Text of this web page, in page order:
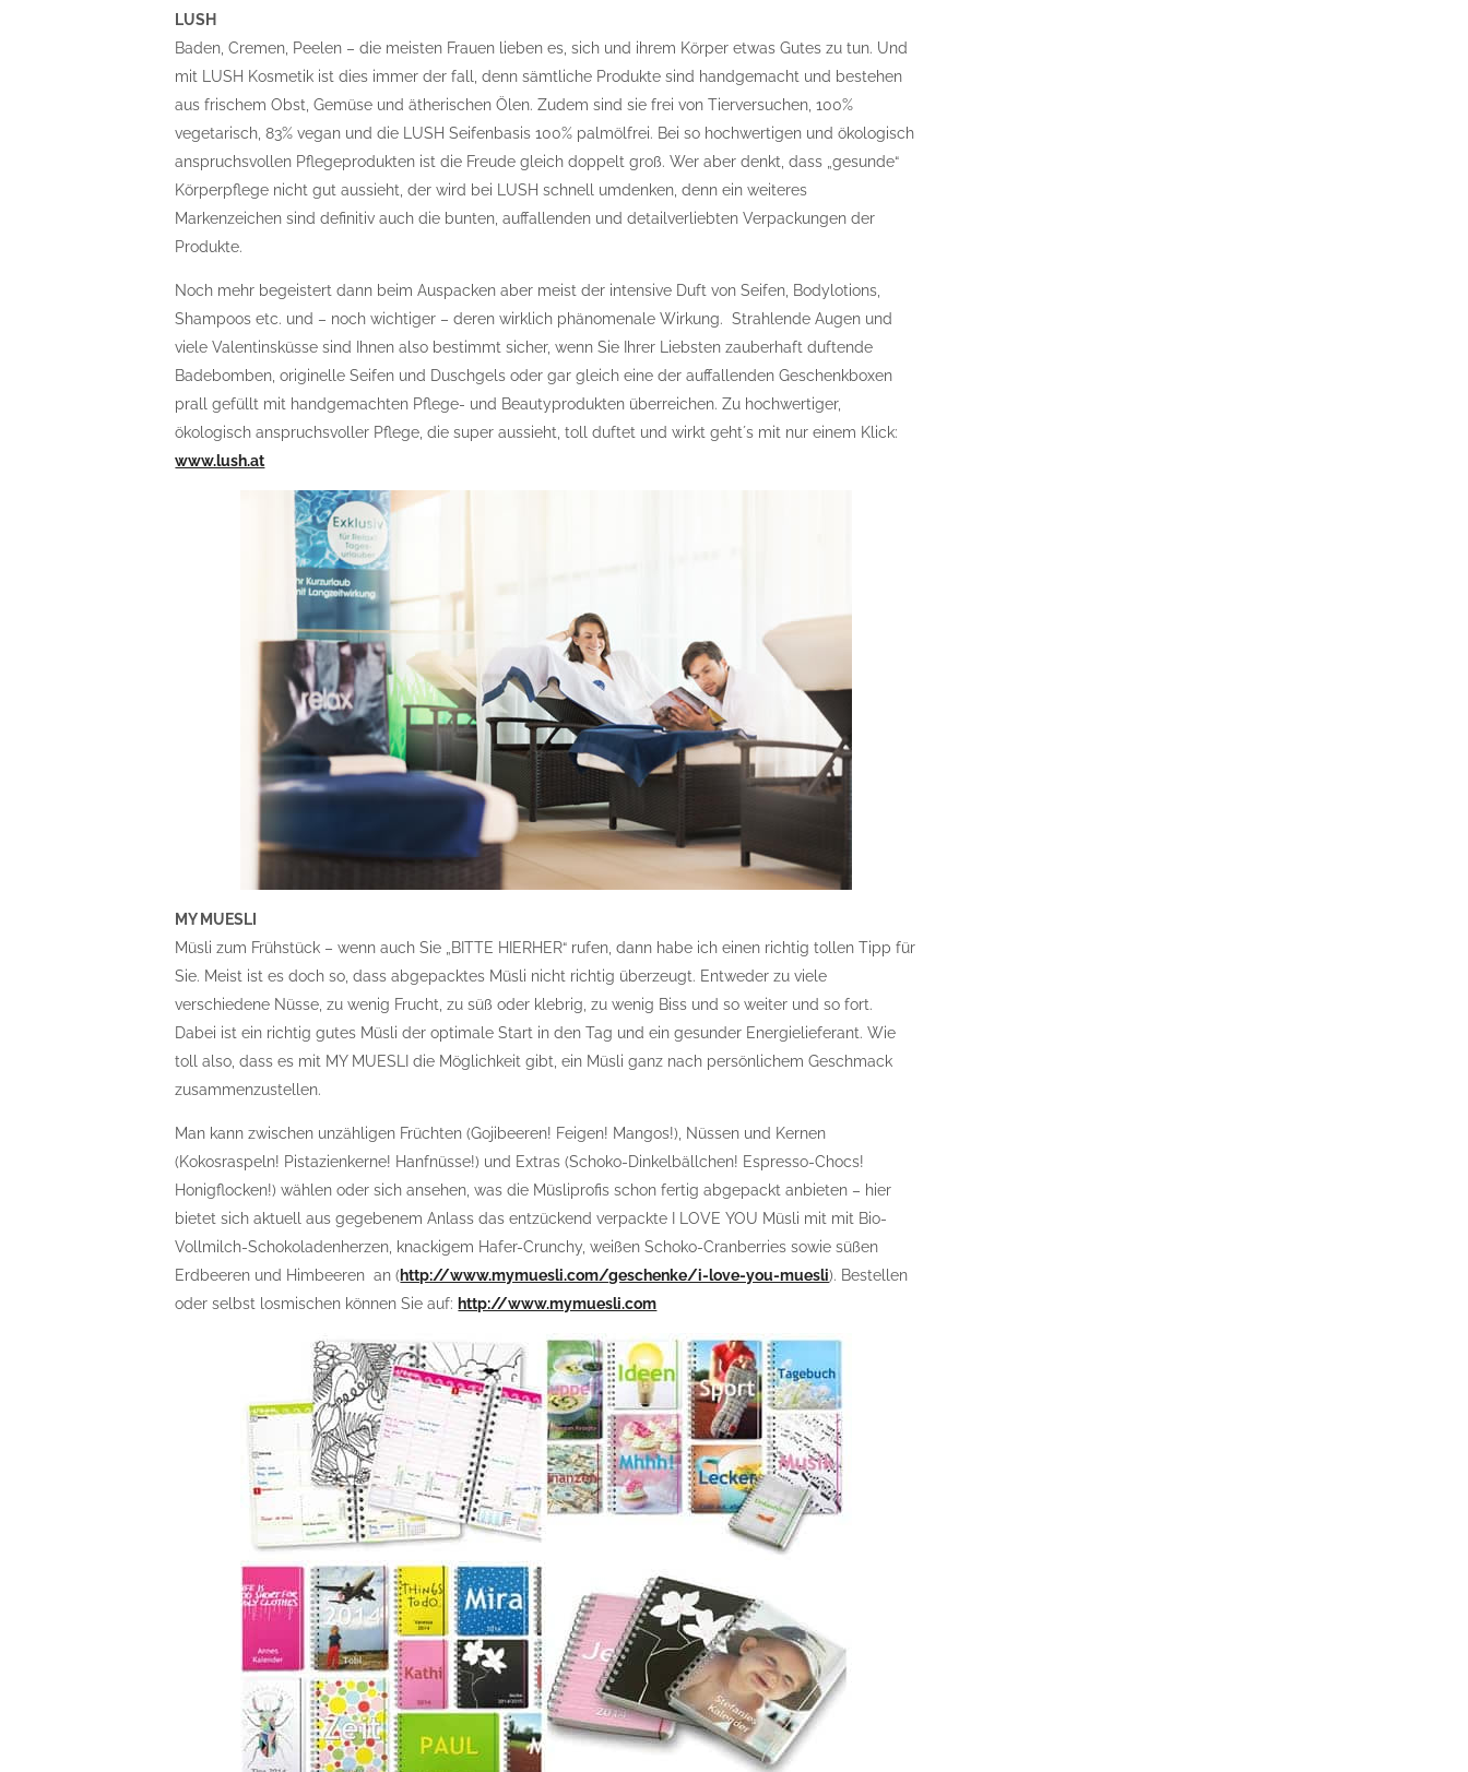
LUSH
Baden, Cremen, Peelen – die meisten Frauen lieben es, sich und ihrem Körper etwas Gutes zu tun. Und
mit LUSH Kosmetik ist dies immer der fall, denn sämtliche Produkte sind handgemacht und bestehen
aus frischem Obst, Gemüse und ätherischen Ölen. Zudem sind sie frei von Tierversuchen, 100%
vegetarisch, 83% vegan und die LUSH Seifenbasis 100% palmölfrei. Bei so hochwertigen und ökologisch
anspruchsvollen Pflegeprodukten ist die Freude gleich doppelt groß. Wer aber denkt, dass „gesunde“
Körperpflege nicht gut aussieht, der wird bei LUSH schnell umdenken, denn ein weiteres
Markenzeichen sind definitiv auch die bunten, auffallenden und detailverliebten Verpackungen der
Produkte.
Noch mehr begeistert dann beim Auspacken aber meist der intensive Duft von Seifen, Bodylotions,
Shampoos etc. und – noch wichtiger – deren wirklich phänomenale Wirkung. Strahlende Augen und
viele Valentinsküsse sind Ihnen also bestimmt sicher, wenn Sie Ihrer Liebsten zauberhaft duftende
Badebomben, originelle Seifen und Duschgels oder gar gleich eine der auffallenden Geschenkboxen
prall gefüllt mit handgemachten Pflege- und Beautyprodukten überreichen. Zu hochwertiger,
ökologisch anspruchsvoller Pflege, die super aussieht, toll duftet und wirkt geht´s mit nur einem Klick:
www.lush.at
MY MUESLI
Müsli zum Frühstück – wenn auch Sie „BITTE HIERHER“ rufen, dann habe ich einen richtig tollen Tipp für
Sie. Meist ist es doch so, dass abgepacktes Müsli nicht richtig überzeugt. Entweder zu viele
verschiedene Nüsse, zu wenig Frucht, zu süß oder klebrig, zu wenig Biss und so weiter und so fort.
Dabei ist ein richtig gutes Müsli der optimale Start in den Tag und ein gesunder Energielieferant. Wie
toll also, dass es mit MY MUESLI die Möglichkeit gibt, ein Müsli ganz nach persönlichem Geschmack
zusammenzustellen.
Man kann zwischen unzähligen Früchten (Gojibeeren! Feigen! Mangos!), Nüssen und Kernen
(Kokosraspeln! Pistazienkerne! Hanfnüsse!) und Extras (Schoko-Dinkelbällchen! Espresso-Chocs!
Honigflocken!) wählen oder sich ansehen, was die Müsliprofis schon fertig abgepackt anbieten – hier
bietet sich aktuell aus gegebenem Anlass das entzückend verpackte I LOVE YOU Müsli mit mit Bio-
Vollmilch-Schokoladenherzen, knackigem Hafer-Crunchy, weißen Schoko-Cranberries sowie süßen
Erdbeeren und Himbeeren an (http://www.mymuesli.com/geschenke/i-love-you-muesli). Bestellen
oder selbst losmischen können Sie auf: http://www.mymuesli.com